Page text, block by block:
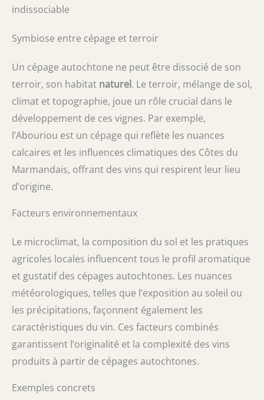
indissociable
Symbiose entre cépage et terroir
Un cépage autochtone ne peut être dissocié de son
terroir, son habitat naturel. Le terroir, mélange de sol,
climat et topographie, joue un rôle crucial dans le
développement de ces vignes. Par exemple,
l’Abouriou est un cépage qui reflète les nuances
calcaires et les influences climatiques des Côtes du
Marmandais, offrant des vins qui respirent leur lieu
d’origine.
Facteurs environnementaux
Le microclimat, la composition du sol et les pratiques
agricoles locales influencent tous le profil aromatique
et gustatif des cépages autochtones. Les nuances
météorologiques, telles que l’exposition au soleil ou
les précipitations, façonnent également les
caractéristiques du vin. Ces facteurs combinés
garantissent l’originalité et la complexité des vins
produits à partir de cépages autochtones.
Exemples concrets